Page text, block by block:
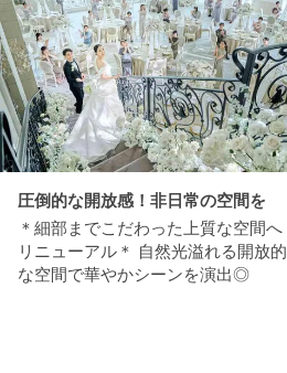
圧倒的な開放感！非日常の空間を
＊細部までこだわった上質な空間へ
リニューアル＊ 自然光溢れる開放的
な空間で華やかシーンを演出◎